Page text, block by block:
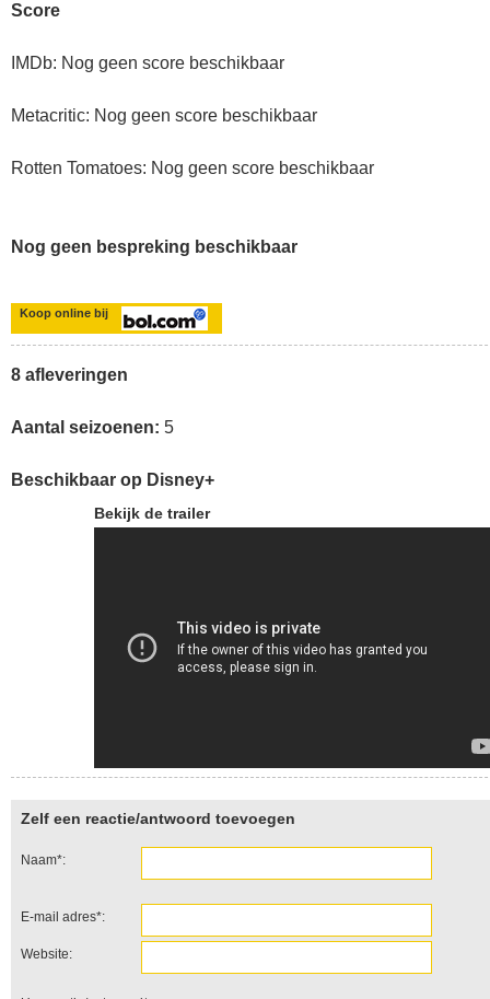
Score
IMDb: Nog geen score beschikbaar
Metacritic: Nog geen score beschikbaar
Rotten Tomatoes: Nog geen score beschikbaar
Nog geen bespreking beschikbaar
Koop online bij
8 afleveringen
Aantal seizoenen: 5
Beschikbaar op Disney+
Bekijk de trailer
Zelf een reactie/antwoord toevoegen
Naam*:
E-mail adres*:
Website: